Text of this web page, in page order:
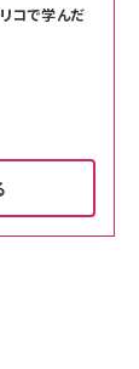
コで学んだ